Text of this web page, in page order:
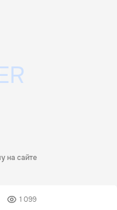
на сайте
1 099